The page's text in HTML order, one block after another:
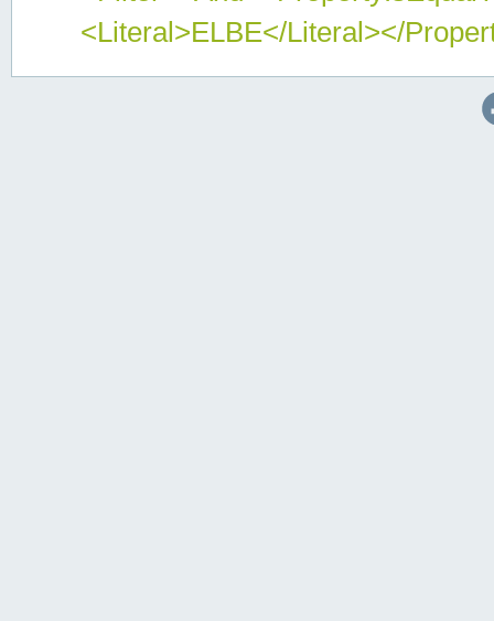
<Literal>ELBE</Literal></